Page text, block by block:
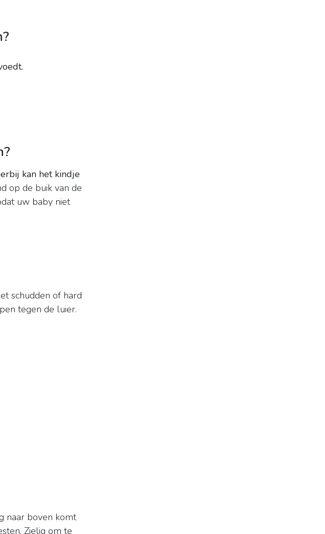
kan het kindje
op de buik van de
uw baby niet
schudden of hard
tegen de luier.
naar boven komt
Zielig om te